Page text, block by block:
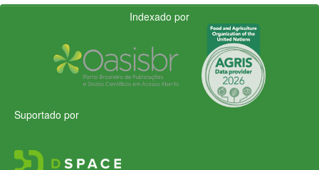
Indexado por
Suportado por